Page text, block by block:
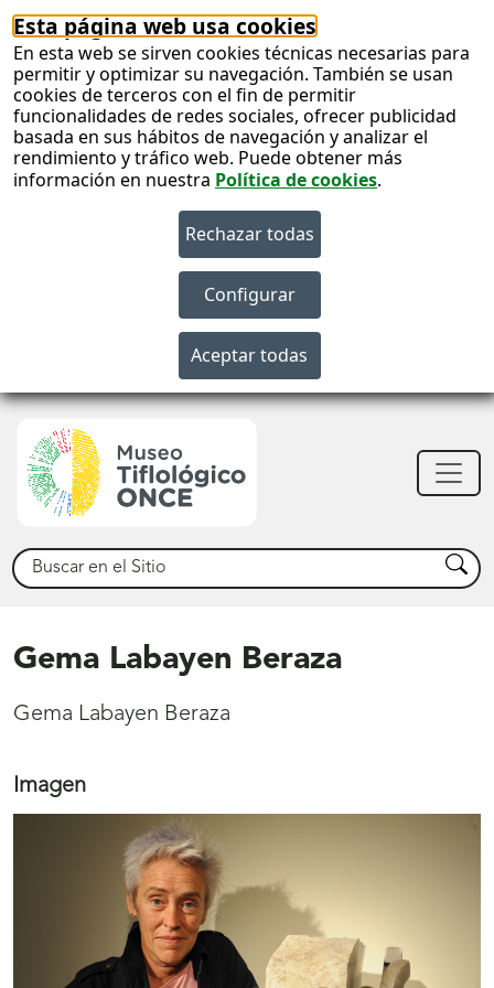
Esta página web usa cookies
En esta web se sirven cookies técnicas necesarias para
permitir y optimizar su navegación. También se usan
cookies de terceros con el fin de permitir
funcionalidades de redes sociales, ofrecer publicidad
basada en sus hábitos de navegación y analizar el
rendimiento y tráfico web. Puede obtener más
información en nuestra Política de cookies.
Buscar Buscar
Gema Labayen Beraza
Gema Labayen Beraza
Imagen